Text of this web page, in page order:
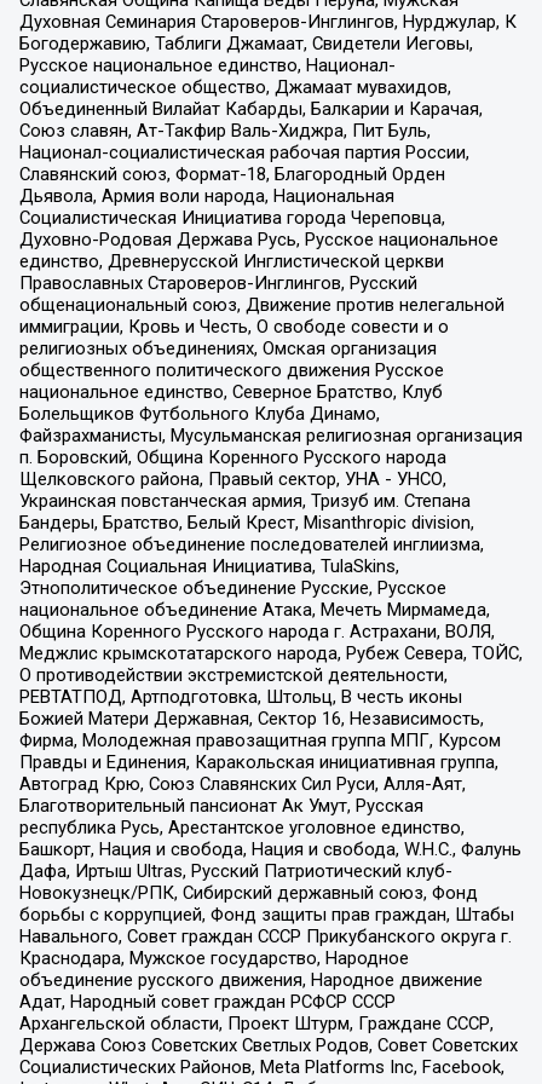
Духовная Семинария Староверов-Инглингов, Нурджулар, К
Богодержавию, Таблиги Джамаат, Свидетели Иеговы,
Русское национальное единство, Национал-
социалистическое общество, Джамаат мувахидов,
Объединенный Вилайат Кабарды, Балкарии и Карачая,
Союз славян, Ат-Такфир Валь-Хиджра, Пит Буль,
Национал-социалистическая рабочая партия России,
Славянский союз, Формат-18, Благородный Орден
Дьявола, Армия воли народа, Национальная
Социалистическая Инициатива города Череповца,
Духовно-Родовая Держава Русь, Русское национальное
единство, Древнерусской Инглистической церкви
Православных Староверов-Инглингов, Русский
общенациональный союз, Движение против нелегальной
иммиграции, Кровь и Честь, О свободе совести и о
религиозных объединениях, Омская организация
общественного политического движения Русское
национальное единство, Северное Братство, Клуб
Болельщиков Футбольного Клуба Динамо,
Файзрахманисты, Мусульманская религиозная организация
п. Боровский, Община Коренного Русского народа
Щелковского района, Правый сектор, УНА - УНСО,
Украинская повстанческая армия, Тризуб им. Степана
Бандеры, Братство, Белый Крест, Misanthropic division,
Религиозное объединение последователей инглиизма,
Народная Социальная Инициатива, TulaSkins,
Этнополитическое объединение Русские, Русское
национальное объединение Атака, Мечеть Мирмамеда,
Община Коренного Русского народа г. Астрахани, ВОЛЯ,
Меджлис крымскотатарского народа, Рубеж Севера, ТОЙС,
О противодействии экстремистской деятельности,
РЕВТАТПОД, Артподготовка, Штольц, В честь иконы
Божией Матери Державная, Сектор 16, Независимость,
Фирма, Молодежная правозащитная группа МПГ, Курсом
Правды и Единения, Каракольская инициативная группа,
Автоград Крю, Союз Славянских Сил Руси, Алля-Аят,
Благотворительный пансионат Ак Умут, Русская
республика Русь, Арестантское уголовное единство,
Башкорт, Нация и свобода, Нация и свобода, W.H.С., Фалунь
Дафа, Иртыш Ultras, Русский Патриотический клуб-
Новокузнецк/РПК, Сибирский державный союз, Фонд
борьбы с коррупцией, Фонд защиты прав граждан, Штабы
Навального, Совет граждан СССР Прикубанского округа г.
Краснодара, Мужское государство, Народное
объединение русского движения, Народное движение
Адат, Народный совет граждан РСФСР СССР
Архангельской области, Проект Штурм, Граждане СССР,
Держава Союз Советских Светлых Родов, Совет Советских
Социалистических Районов, Meta Platforms Inc, Facebook,